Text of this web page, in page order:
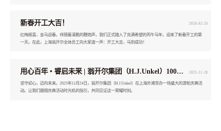
新春开工大吉！ 2026-02-24
红梅报喜，金马迎春。伴随着清脆的鞭炮声，我们正式踏入了充满希望的丙午马年，迎来了新春开工的第
一天。在此，上海翁开尔全体员工向大家道一声：开工大吉，马到成功！
用心百年 • 睿启未来 | 翁开尔集团（H.J.Unkel）100周年庆典活动 2025-11-28
坚守初心，迈向未来。2025年11月24日，翁开尔集团（H.J.Unkel）在上海外滩举办一场盛大的游轮庆典活
动。让我们跟随庆典活动时光机的指引，共同见证这一荣耀时刻。